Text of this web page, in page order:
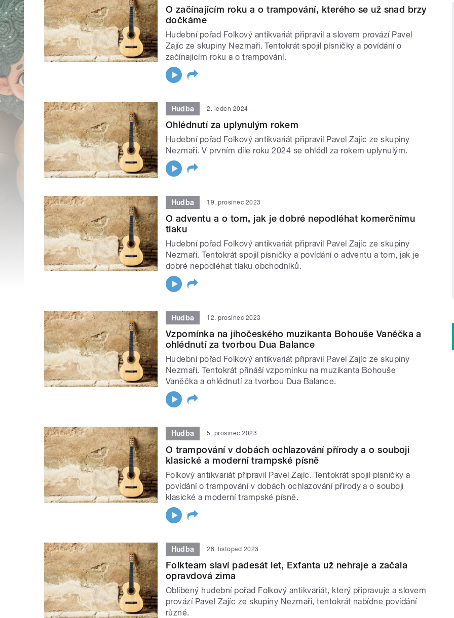
O začínajícím roku a o trampování, kterého se už snad brzy
dočkáme
Hudební pořad Folkový antikvariát připravil a slovem provází Pavel
Zajíc ze skupiny Nezmaři. Tentokrát spojil písničky a povídání o
začínajícím roku a o trampování.
Hudba 2. leden 2024
Ohlédnutí za uplynulým rokem
Hudební pořad Folkový antikvariát připravil Pavel Zajíc ze skupiny
Nezmaři. V prvním díle roku 2024 se ohlédl za rokem uplynulým.
Hudba 19. prosinec 2023
O adventu a o tom, jak je dobré nepodléhat komerčnímu
tlaku
Hudební pořad Folkový antikvariát připravil Pavel Zajíc ze skupiny
Nezmaři. Tentokrát spojil písničky a povídání o adventu a tom, jak je
dobré nepodléhat tlaku obchodníků.
Hudba 12. prosinec 2023
Vzpomínka na jihočeského muzikanta Bohouše Vaněčka a
ohlédnutí za tvorbou Dua Balance
Hudební pořad Folkový antikvariát připravil Pavel Zajíc ze skupiny
Nezmaři. Tentokrát přináší vzpomínku na muzikanta Bohouše
Vaněčka a ohlédnutí za tvorbou Dua Balance.
Hudba 5. prosinec 2023
O trampování v dobách ochlazování přírody a o souboji
klasické a moderní trampské písně
Folkový antikvariát připravil Pavel Zajíc. Tentokrát spojil písničky a
povídání o trampování v dobách ochlazování přírody a o souboji
klasické a moderní trampské písně.
Hudba 28. listopad 2023
Folkteam slaví padesát let, Exfanta už nehraje a začala
opravdová zima
Oblíbený hudební pořad Folkový antikvariát, který připravuje a slovem
provází Pavel Zajíc ze skupiny Nezmaři, tentokrát nabídne povídání
různé.